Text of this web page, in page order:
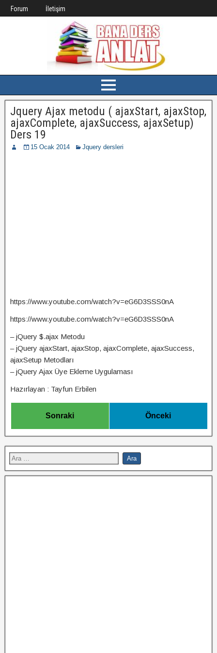
Forum İletişim
Jquery Ajax metodu ( ajaxStart, ajaxStop,
ajaxComplete, ajaxSuccess, ajaxSetup)
Ders 19
15 Ocak 2014 Jquery dersleri
https://www.youtube.com/watch?v=eG6D3SSS0nA
https://www.youtube.com/watch?v=eG6D3SSS0nA
– jQuery $.ajax Metodu
– jQuery ajaxStart, ajaxStop, ajaxComplete, ajaxSuccess,
ajaxSetup Metodları
– jQuery Ajax Üye Ekleme Uygulaması
Hazırlayan : Tayfun Erbilen
Sonraki Önceki